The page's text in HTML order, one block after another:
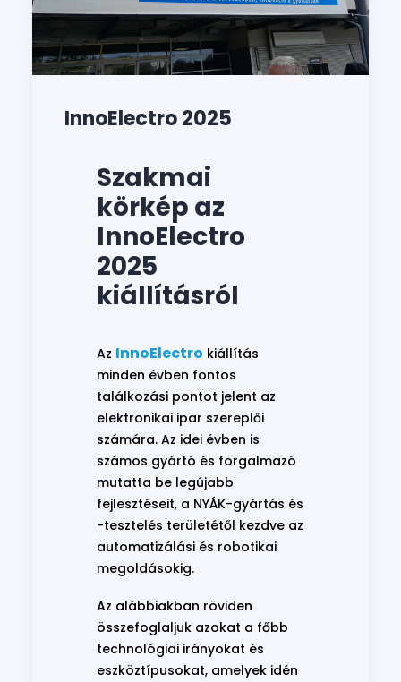
InnoElectro 2025
Szakmai
körkép az
InnoElectro
2025
kiállításról
Az InnoElectro kiállítás
minden évben fontos
találkozási pontot jelent az
elektronikai ipar szereplői
számára. Az idei évben is
számos gyártó és forgalmazó
mutatta be legújabb
fejlesztéseit, a NYÁK-gyártás és
-tesztelés területétől kezdve az
automatizálási és robotikai
megoldásokig.
Az alábbiakban röviden
összefoglaljuk azokat a főbb
technológiai irányokat és
eszköztípusokat, amelyek idén